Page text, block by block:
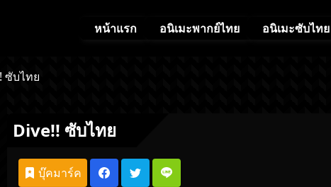
หน้าแรก อนิเมะพากย์ไทย อนิเมะซับไทย
ซับไทย
Dive!! ซับไทย
บุ๊คมาร์ค